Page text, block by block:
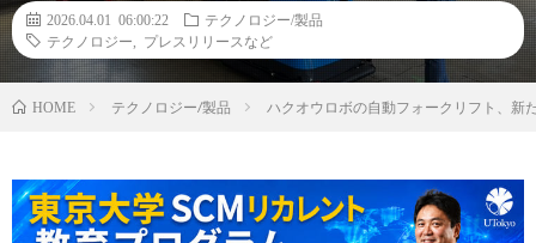
2026.04.01 06:00:22
テクノロジー/製品
テクノロジー
プレスリリースなど
HOME テクノロジー/製品 ハクオウロボの自動フォークリフト、新